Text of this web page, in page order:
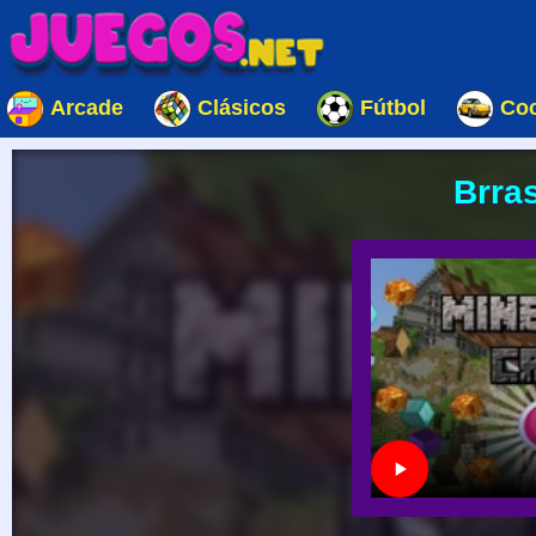
Arcade Clásicos Fútbol